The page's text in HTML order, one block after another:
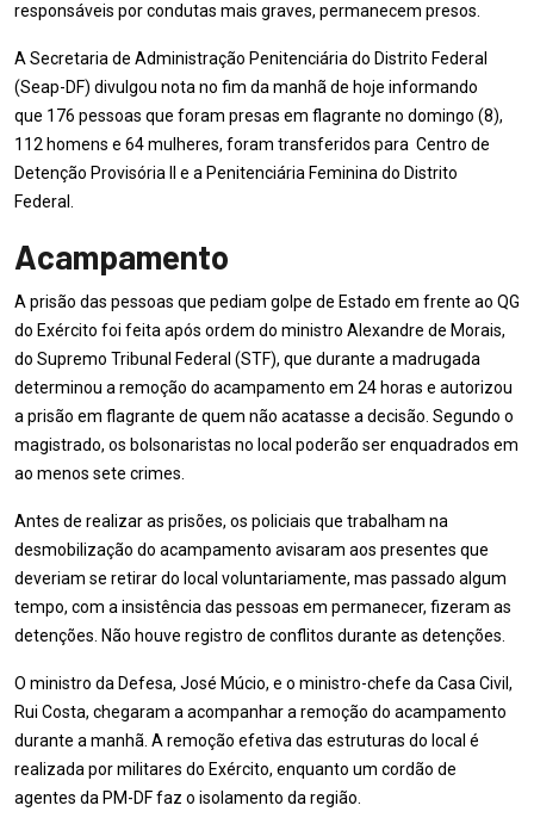
responsáveis por condutas mais graves, permanecem presos.
A Secretaria de Administração Penitenciária do Distrito Federal
(Seap-DF) divulgou nota no fim da manhã de hoje informando
que 176 pessoas que foram presas em flagrante no domingo (8),
112 homens e 64 mulheres, foram transferidos para Centro de
Detenção Provisória II e a Penitenciária Feminina do Distrito
Federal.
Acampamento
A prisão das pessoas que pediam golpe de Estado em frente ao QG
do Exército foi feita após ordem do ministro Alexandre de Morais,
do Supremo Tribunal Federal (STF), que durante a madrugada
determinou a remoção do acampamento em 24 horas e autorizou
a prisão em flagrante de quem não acatasse a decisão. Segundo o
magistrado, os bolsonaristas no local poderão ser enquadrados em
ao menos sete crimes.
Antes de realizar as prisões, os policiais que trabalham na
desmobilização do acampamento avisaram aos presentes que
deveriam se retirar do local voluntariamente, mas passado algum
tempo, com a insistência das pessoas em permanecer, fizeram as
detenções. Não houve registro de conflitos durante as detenções.
O ministro da Defesa, José Múcio, e o ministro-chefe da Casa Civil,
Rui Costa, chegaram a acompanhar a remoção do acampamento
durante a manhã. A remoção efetiva das estruturas do local é
realizada por militares do Exército, enquanto um cordão de
agentes da PM-DF faz o isolamento da região.